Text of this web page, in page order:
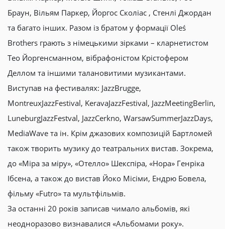
Браун, Вільям Паркер, Йоргос Сколіас , Стенлі Джордан
та багато інших. Разом із братом у формації Oleś
Brothers грають з німецькими зірками – кларнетистом
Тео Йоргенсманном, вібрафоністом Крістофером
Деллом та іншими талановитими музикантами.
Виступав на фестивалях: JazzBrugge,
MontreuxJazzFestival, KeravaJazzFestival, JazzMeetingBerlin,
LuneburgJazzFestval, JazzCerkno, WarsawSummerJazzDays,
MediaWave та ін. Крім джазових композицій Бартломей
також творить музику до театральних вистав. Зокрема,
до «Міра за міру», «Отелло» Шекспіра, «Нора» Генріка
Ібсена, а також до вистав Йоко Місіми, Ендрю Бовела,
фільму «Futro» та мультфільмів.
За останні 20 років записав чимало альбомів, які
неодноразово визнавалися «Альбомами року».